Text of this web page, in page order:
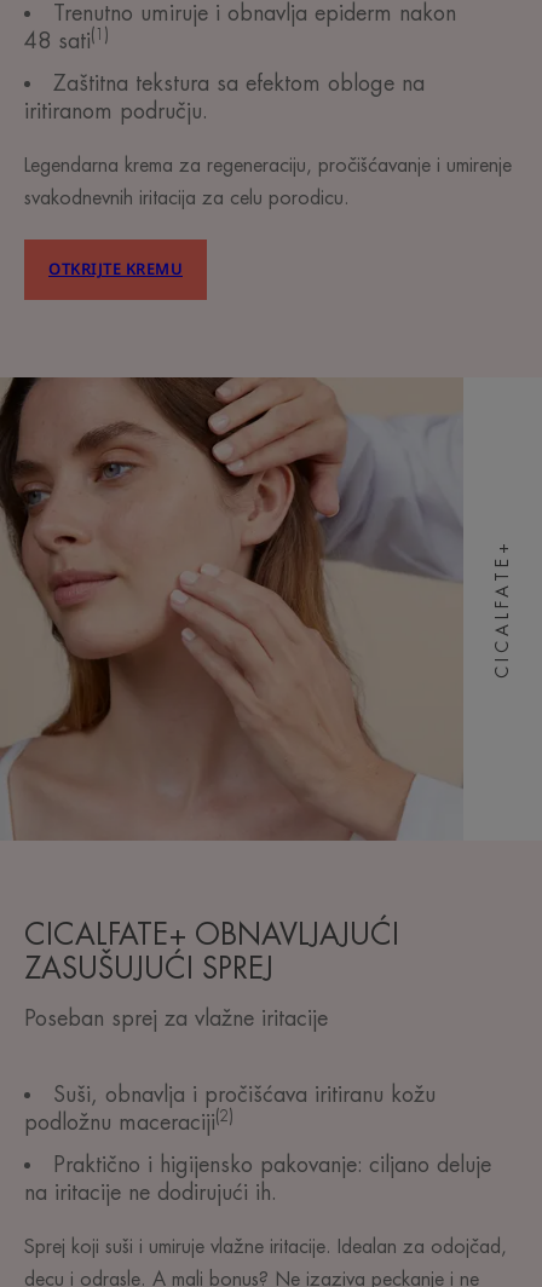
Trenutno umiruje i obnavlja epiderm nakon
48 sati(1)
Zaštitna tekstura sa efektom obloge na
iritiranom području.
Legendarna krema za regeneraciju, pročišćavanje i umirenje
svakodnevnih iritacija za celu porodicu.
OTKRIJTE KREMU
CICALFATE+ OBNAVLJAJUĆI
ZASUŠUJUĆI SPREJ
Poseban sprej za vlažne iritacije
Suši, obnavlja i pročišćava iritiranu kožu
podložnu maceraciji(2)
Praktično i higijensko pakovanje: ciljano deluje
na iritacije ne dodirujući ih.
Sprej koji suši i umiruje vlažne iritacije. Idealan za odojčad,
decu i odrasle. A mali bonus? Ne izaziva peckanje i ne
CICALFATE+